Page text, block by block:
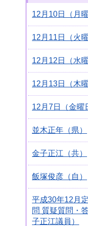
12月10日（月曜
12月11日（火曜
12月12日（水曜
12月13日（木曜
12月7日（金曜
並木正年（県）
金子正江（共）
飯塚俊彦（自）
平成30年12月
問 質疑質問・
子正江議員）